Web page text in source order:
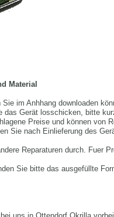
Material
im Anhhang downloaden
das Gerät losschicken, bitte
Preise und können von
Sie nach Einlieferung des
Reparaturen durch. Fuer
Sie bitte das ausgefüllte